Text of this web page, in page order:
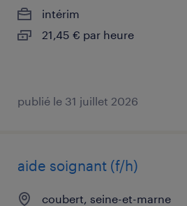
intérim
21,45 € par heure
publié le 31 juillet 2026
aide soignant (f/h)
coubert, seine-et-marne